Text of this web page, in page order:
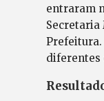
entraram
Secretaria
diferentes